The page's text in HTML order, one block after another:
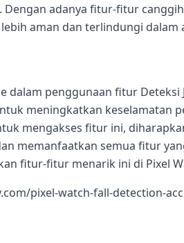
adanya fitur-fitur
aman dan terlindungi
dalam penggunaan fitur Deteksi
meningkatkan keselamatan
mengakses fitur ini,
memanfaatkan semua fitur
fitur-fitur menarik ini di Pixel
pixel-watch-fall-detection-